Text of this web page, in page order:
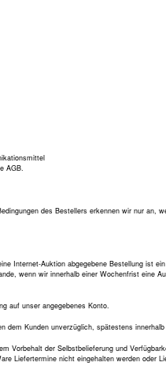
AGB.
des Bestellers erkennen wir nur an,
Internet-Auktion abgegebene Bestellung ist
wenn wir innerhalb einer Wochenfrist eine
auf unser angegebenes Konto.
dem Kunden unverzüglich, spätestens
Vorbehalt der Selbstbelieferung und
Liefertermine nicht eingehalten werden oder